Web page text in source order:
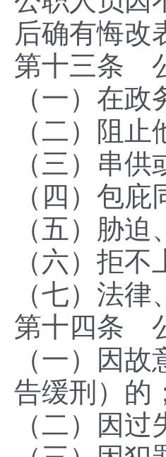
后确有悔改
第十三条
（一）在
（二）阻
（三）串
（四）包
（五）胁
（六）拒
（七）法
第十四条
（一）因
告缓刑）的
（二）因